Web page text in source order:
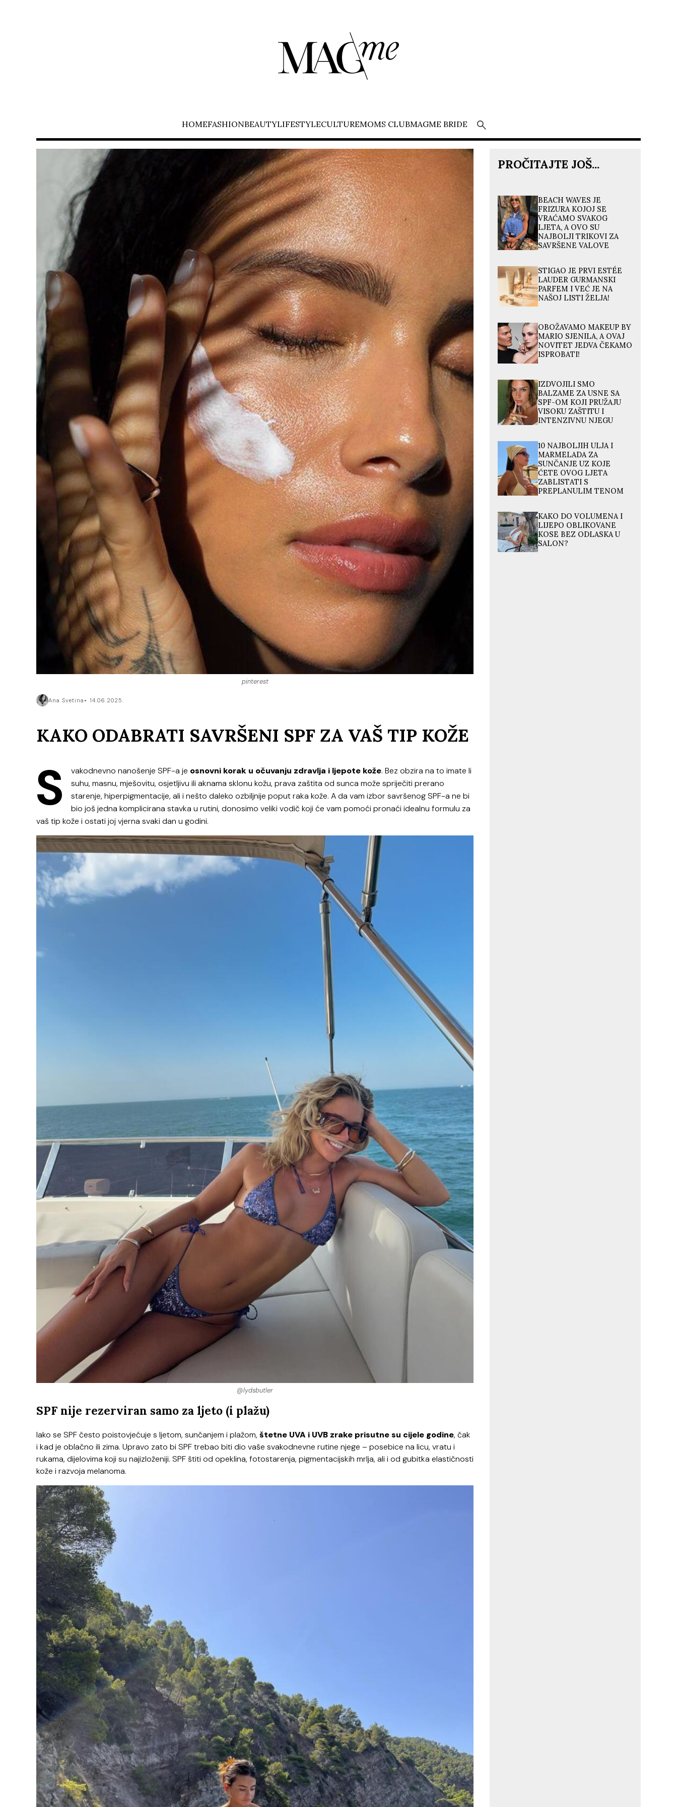
HOMEFASHIONBEAUTYLIFESTYLECULTUREMOMS CLUBMAGME BRIDE
pinterest
Ana Svetina 14.06.2025.
KAKO ODABRATI SAVRŠENI SPF ZA VAŠ TIP KOŽE
S vakodnevno nanošenje SPF-a je osnovni korak u očuvanju zdravlja i ljepote kože. Bez obzira na to imate li
suhu, masnu, mješovitu, osjetljivu ili aknama sklonu kožu, prava zaštita od sunca može spriječiti prerano
starenje, hiperpigmentacije, ali i nešto daleko ozbiljnije poput raka kože. A da vam izbor savršenog SPF-a ne bi
bio još jedna komplicirana stavka u rutini, donosimo veliki vodič koji će vam pomoći pronaći idealnu formulu za
vaš tip kože i ostati joj vjerna svaki dan u godini.
@lydsbutler
SPF nije rezerviran samo za ljeto (i plažu)
Iako se SPF često poistovjećuje s ljetom, sunčanjem i plažom, štetne UVA i UVB zrake prisutne su cijele godine, čak
i kad je oblačno ili zima. Upravo zato bi SPF trebao biti dio vaše svakodnevne rutine njege – posebice na licu, vratu i
rukama, dijelovima koji su najizloženiji. SPF štiti od opeklina, fotostarenja, pigmentacijskih mrlja, ali i od gubitka elastičnosti
kože i razvoja melanoma.
PROČITAJTE JOŠ...
BEACH WAVES JE
FRIZURA KOJOJ SE
VRAĆAMO SVAKOG
LJETA, A OVO SU
NAJBOLJI TRIKOVI ZA
SAVRŠENE VALOVE
STIGAO JE PRVI ESTÉE
LAUDER GURMANSKI
PARFEM I VEĆ JE NA
NAŠOJ LISTI ŽELJA!
OBOŽAVAMO MAKEUP BY
MARIO SJENILA, A OVAJ
NOVITET JEDVA ČEKAMO
ISPROBATI!
IZDVOJILI SMO
BALZAME ZA USNE SA
SPF-OM KOJI PRUŽAJU
VISOKU ZAŠTITU I
INTENZIVNU NJEGU
10 NAJBOLJIH ULJA I
MARMELADA ZA
SUNČANJE UZ KOJE
ĆETE OVOG LJETA
ZABLISTATI S
PREPLANULIM TENOM
KAKO DO VOLUMENA I
LIJEPO OBLIKOVANE
KOSE BEZ ODLASKA U
SALON?